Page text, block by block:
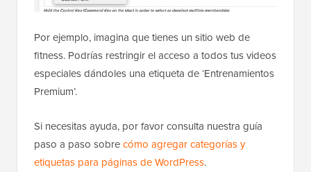
Por ejemplo, imagina que tienes un sitio web de
fitness. Podrías restringir el acceso a todos tus videos
especiales dándoles una etiqueta de ‘Entrenamientos
Premium’.
Si necesitas ayuda, por favor consulta nuestra guía
paso a paso sobrecómo agregar categorías y
etiquetas para páginas de WordPress.